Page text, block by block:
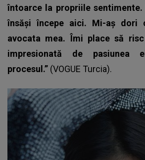
întoarce la propriile sentimente.
însăși începe aici. Mi-aș dori
avocata mea. Îmi place să
impresionată de pasiunea
procesul.” (VOGUE Turcia).